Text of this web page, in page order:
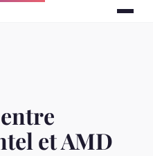
et AMD